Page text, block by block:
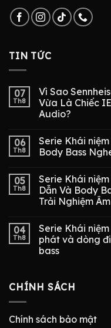
TIN TỨC
07
Th8
Vì Sao
Vừa Là Chiếc
Audio?
06
Th8
Serie Khái niệm
Body Bass
05
Th8
Serie Khái
Dẫn Và Body
Trải Nghiệm
04
Th8
Serie Khái
phát và dòng
bass
CHÍNH SÁCH
Chính sách bảo mật